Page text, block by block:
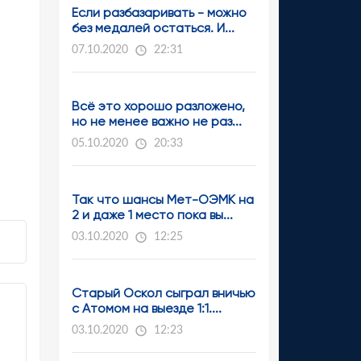
Если разбазаривать - можно
без медалей остаться. И...
07.10.2020 22:31
Всё это хорошо разложено,
но не менее важно не раз...
05.10.2020 20:33
Так что шансы Мет-ОЭМК на
2 и даже 1 место пока вы...
03.10.2020 12:25
Старый Оскол сыграл вничью
с Атомом на выезде 1:1....
03.10.2020 12:23